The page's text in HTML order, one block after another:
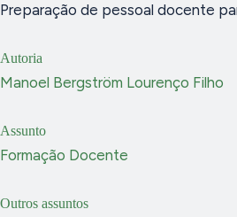
Preparação de pessoal docente
Autoria
Manoel Bergström Lourenço Filho
Assunto
Formação Docente
Outros assuntos